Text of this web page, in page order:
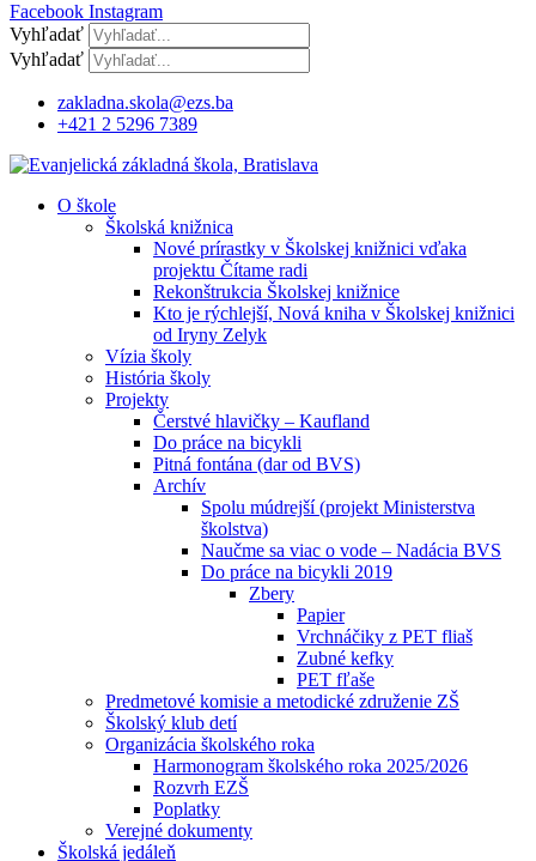
Facebook Instagram
Vyhľadať
Vyhľadať
zakladna.skola@ezs.ba
+421 2 5296 7389
O škole
Školská knižnica
Nové prírastky v Školskej knižnici vďaka
projektu Čítame radi
Rekonštrukcia Školskej knižnice
Kto je rýchlejší, Nová kniha v Školskej knižnici
od Iryny Zelyk
Vízia školy
História školy
Projekty
Čerstvé hlavičky – Kaufland
Do práce na bicykli
Pitná fontána (dar od BVS)
Archív
Spolu múdrejší (projekt Ministerstva
školstva)
Naučme sa viac o vode – Nadácia BVS
Do práce na bicykli 2019
Zbery
Papier
Vrchnáčiky z PET fliaš
Zubné kefky
PET fľaše
Predmetové komisie a metodické združenie ZŠ
Školský klub detí
Organizácia školského roka
Harmonogram školského roka 2025/2026
Rozvrh EZŠ
Poplatky
Verejné dokumenty
Školská jedáleň